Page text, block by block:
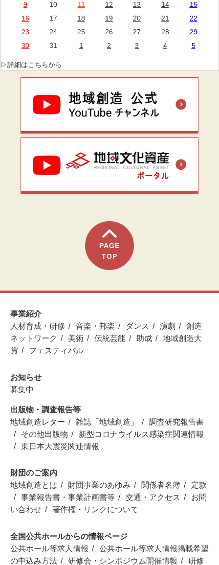
9
10 11 12 13 14
15
16
17 18 19 20 21
22
23
24 25 26 27 28
29
30
31 1 2 3 4 5
▷詳細はこちらから
PAGE
TOP
事業紹介
人材育成・研修
音楽・邦楽 ダンス 演劇
創造
ネットワーク
美術 伝統芸能 助成
地域創造大
賞
フェスティバル
お知らせ
募集中
出版物・調査報告等
地域創造レター
雑誌「地域創造」
調査研究報告書
その他出版物
新型コロナウイルス感染症関連情報
東日本大震災関連情報
財団のご案内
地域創造とは
財団事業のあゆみ 関係者名簿
定款
事業報告書・事業計画書等
交通・アクセス
お問
い合わせ
著作権・リンクについて
全国公共ホールからの情報ページ
公共ホール等求人情報
公共ホール等求人情報掲載希望
の申込み方法
研修会・シンポジウム開催情報 研修